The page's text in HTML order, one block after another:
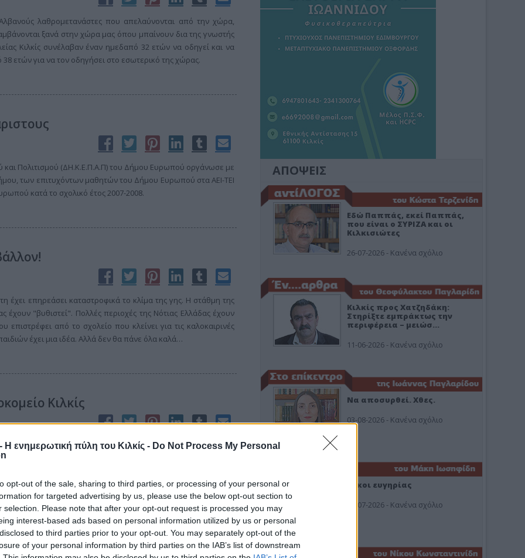
Η ενημερωτική πύλη του Κιλκίς - Do Not Process My Personal
opt-out of the sale, sharing to third parties, or processing of your personal or
for targeted advertising by us, please use the below opt-out section to
selection. Please note that after your opt-out request is processed you may
interest-based ads based on personal information utilized by us or personal
to third parties prior to your opt-out. You may separately opt-out of the
of your personal information by third parties on the IAB’s list of downstream
λαθρομετανάστες που απελαύνονται από την χώρα,
ξανά στην χώρα μας όπου μπαίνουν δια της γνωστής
Κιλκίς συνέλαβαν έναν ημεδαπό 32 ετών να οδηγεί και να
ετών για να τον οδηγήσει στο εσωτερικό της χώρας.
και Πολιτισμού (ΔΗ.Κ.Ε.Π.Α.Π) του Δήμου Ευρωπού οργάνωσε με
των επιτυχόντων μαθητών του Δήμου Ευρωπού στα ΑΕΙ-ΤΕΙ
κατά το σχολικό έτος 2007-2008.
έχει επηρεάσει καταστροφικά το κλίμα της γης. Η στάθμη της
"βυθιστεί". Πολλές περιοχές της Νότιας Ελλάδας έχουν
από το σχολείο που κλείνει για τις καλοκαιρινές
έχει μια ιδέα. Αλλά δεν θα πάνε όλα καλά…
Κιλκίς
Κιλκίς δέχτηκε την προγραμματισμένη επίσκεψη από τον
αποτελούμενο από 15 παιδιά και 7 συνοδούς ενηλίκους
& εδέσματα στους περιθαλπόμενους του γηροκομείου,
του και στη συνέχεια οδηγήθηκε στην αίθουσα
ΑΠΟΨΕΙΣ
Εδώ Παππάς, εκεί Παππάς,
που είναι ο ΣΥΡΙΖΑ και οι
Κιλκισιώτες
26-07-2026 - Κανένα σχόλιο
Κιλκίς προς Χατζηδάκη:
Στηρίξτε εμπράκτως την
περιφέρεια – μειώσ…
11-06-2026 - Κανένα σχόλιο
Να αποσυρθεί. Χθες.
03-08-2026 - Κανένα σχόλιο
Οίκοι ευγηρίας
24-07-2026 - Κανένα σχόλιο